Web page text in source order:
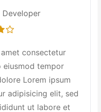
Developer
consectetur
eiusmod tempor
Lorem ipsum
adipisicing elit, sed
ut labore et